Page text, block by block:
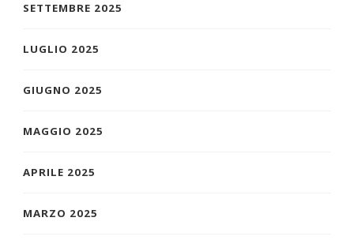
SETTEMBRE 2025
LUGLIO 2025
GIUGNO 2025
MAGGIO 2025
APRILE 2025
MARZO 2025